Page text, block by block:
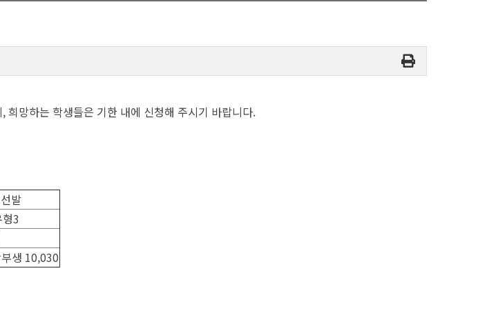
망하는 학생들은 기한 내에 신청해 주시기 바랍니다.
발
3
생 10,030